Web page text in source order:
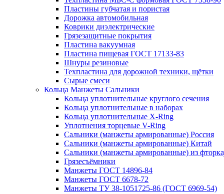
Пластины губчатая и пористая
Дорожка автомобильная
Коврики диэлектрические
Грязезащитные покрытия
Пластина вакуумная
Пластина пищевая ГОСТ 17133-83
Шнуры резиновые
Техпластина для дорожной техники, щётки
Сырые смеси
Кольца Манжеты Сальники
Кольца уплотнительные круглого сечения
Кольца уплотнительные в наборах
Кольца уплотнительные Х-Ring
Уплотнения торцевые V-Ring
Сальники (манжеты армированные) Россия
Сальники (манжеты армированные) Китай
Сальники (манжеты армированные) из
Грязесъёмники
Манжеты ГОСТ 14896-84
Манжеты ГОСТ 6678-72
Манжеты ТУ 38-1051725-86 (ГОСТ 6969-54)